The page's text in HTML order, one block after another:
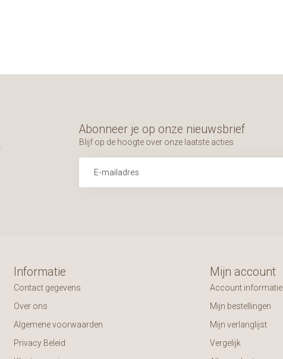
Abonneer je op onze nieuwsbrief
Blijf op de hoogte over onze laatste acties
Informatie
Contact gegevens
Over ons
Algemene voorwaarden
Privacy Beleid
Mijn account
Account informatie
Mijn bestellingen
Mijn verlanglijst
Vergelijk